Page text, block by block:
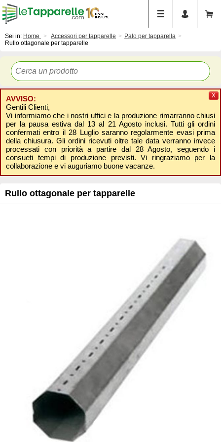
Sei in: Home Accessori per tapparelle
Palo per tapparella
Rullo ottagonale per tapparelle
AVVISO:
Gentili Clienti,
Vi informiamo che i nostri uffici e la produzione rimarranno chiusi
per la pausa estiva dal 13 al 21 Agosto inclusi. Tutti gli ordini
confermati entro il 28 Luglio saranno regolarmente evasi prima
della chiusura. Gli ordini ricevuti oltre tale data verranno invece
processati con priorità a partire dal 28 Agosto, seguendo i
consueti tempi di produzione previsti. Vi ringraziamo per la
collaborazione e vi auguriamo buone vacanze.
X
Rullo ottagonale per tapparelle